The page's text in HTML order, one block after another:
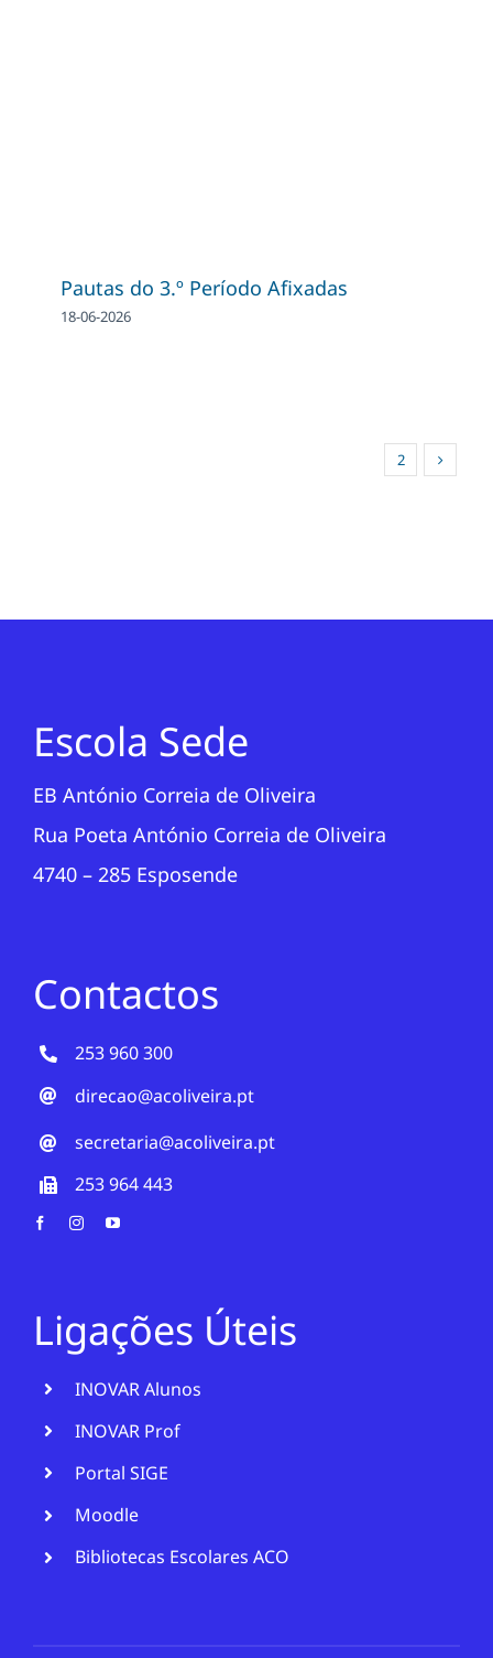
Pautas do 3.º Período Afixadas
18-06-2026
2
Escola Sede
EB António Correia de Oliveira
Rua Poeta António Correia de Oliveira
4740 – 285 Esposende
Contactos
253 960 300
direcao@acoliveira.pt
secretaria@acoliveira.pt
253 964 443
Ligações Úteis
INOVAR Alunos
INOVAR Prof
Portal SIGE
Moodle
Bibliotecas Escolares ACO